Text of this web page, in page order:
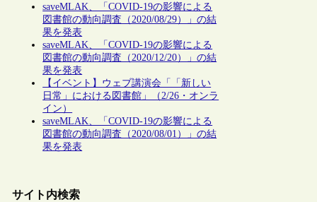
saveMLAK、「COVID-19の影響による
図書館の動向調査（2020/08/29）」の結
果を発表
saveMLAK、「COVID-19の影響による
図書館の動向調査（2020/12/20）」の結
果を発表
【イベント】ウェブ講演会「「新しい
日常」における図書館」（2/26・オンラ
イン）
saveMLAK、「COVID-19の影響による
図書館の動向調査（2020/08/01）」の結
果を発表
サイト内検索